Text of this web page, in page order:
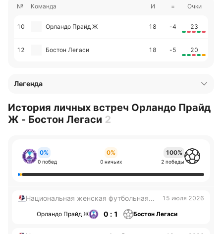
№ Команда И = Очки
10 Орландо Прайд Ж 18 -4 23
12 Бостон Легаси 18 -5 20
Легенда
История личных встреч Орландо Прайд
Ж - Бостон Легаси 2
0%
0 побед
0%
0 ничьих
100%
2 победы
Национальная женская футбольная
15 июля 2026
Орландо Прайд Ж 0 : 1 Бостон Легаси